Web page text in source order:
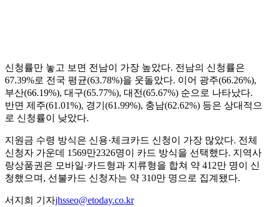
신청률만 놓고 보면 전남이 가장 높았다. 전남의 신청률은
67.39%로 전국 평균(63.78%)을 웃돌았다. 이어 광주(66.26%),
부산(66.19%), 대구(65.77%), 대전(65.67%) 순으로 나타났다.
반면 제주(61.01%), 경기(61.99%), 충남(62.62%) 등은 상대적으
로 신청률이 낮았다.
지원금 수령 방식은 신용·체크카드 신청이 가장 많았다. 전체
신청자 가운데 1569만2326명이 카드 방식을 선택했다. 지역사
랑상품권은 모바일·카드형과 지류형을 합쳐 약 412만 명이 신
청했으며, 선불카드 신청자는 약 310만 명으로 집계됐다.
서지희 기자jhsseo@etoday.co.kr